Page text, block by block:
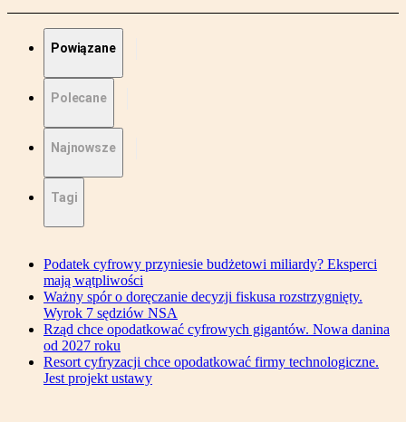
Powiązane
Polecane
Najnowsze
Tagi
Podatek cyfrowy przyniesie budżetowi miliardy? Eksperci
mają wątpliwości
Ważny spór o doręczanie decyzji fiskusa rozstrzygnięty.
Wyrok 7 sędziów NSA
Rząd chce opodatkować cyfrowych gigantów. Nowa danina
od 2027 roku
Resort cyfryzacji chce opodatkować firmy technologiczne.
Jest projekt ustawy